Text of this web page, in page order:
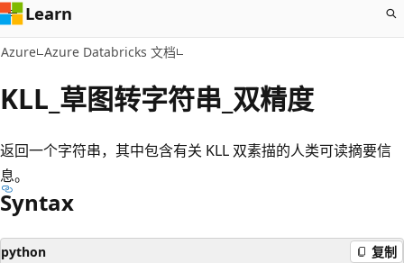
Learn
Azure Azure Databricks 文档
KLL_草图转字符串_双精度
返回一个字符串，其中包含有关 KLL 双素描的人类可读摘要信
息。
Syntax
python 复制